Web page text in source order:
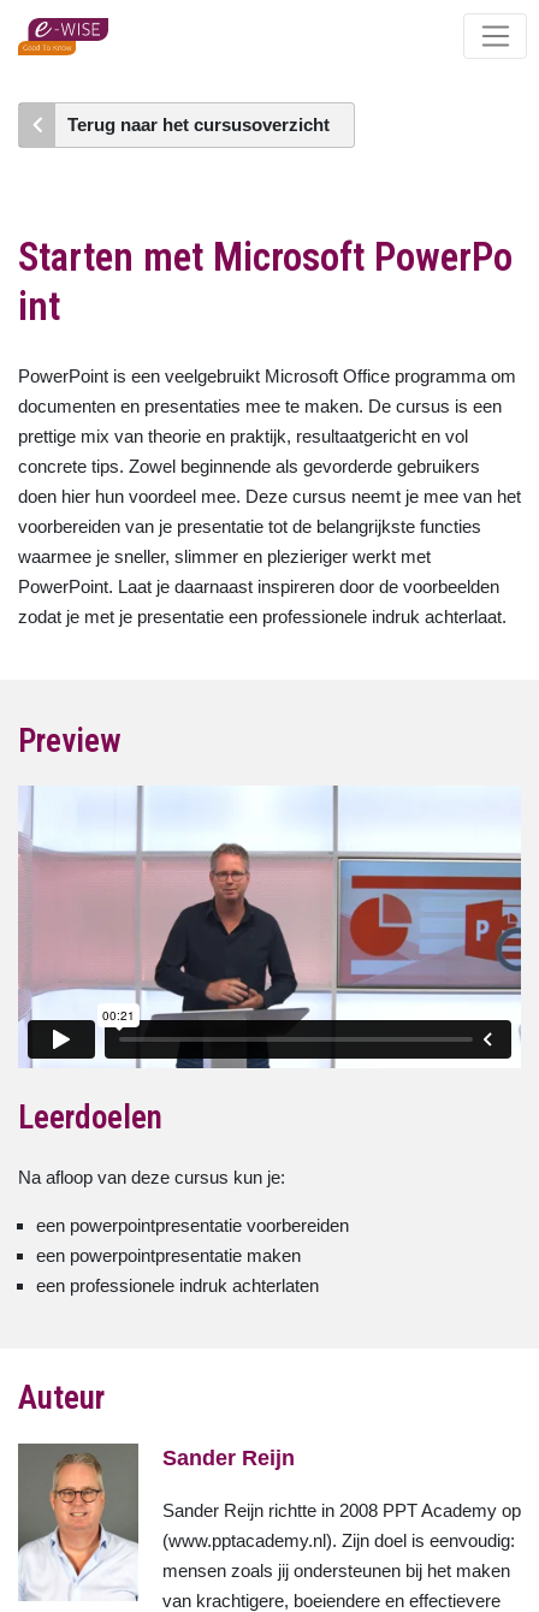
Skip
content
Terug naar het cursusoverzicht
Starten met Microsoft PowerPo
int
PowerPoint is een veelgebruikt Microsoft Office programma om
documenten en presentaties mee te maken. De cursus is een
prettige mix van theorie en praktijk, resultaatgericht en vol
concrete tips. Zowel beginnende als gevorderde gebruikers
doen hier hun voordeel mee. Deze cursus neemt je mee van het
voorbereiden van je presentatie tot de belangrijkste functies
waarmee je sneller, slimmer en plezieriger werkt met
PowerPoint. Laat je daarnaast inspireren door de voorbeelden
zodat je met je presentatie een professionele indruk achterlaat.
Preview
Leerdoelen
Na afloop van deze cursus kun je:
een powerpointpresentatie voorbereiden
een powerpointpresentatie maken
een professionele indruk achterlaten
Auteur
Sander Reijn
Sander Reijn richtte in 2008 PPT Academy op
(www.pptacademy.nl). Zijn doel is eenvoudig:
mensen zoals jij ondersteunen bij het maken
van krachtigere, boeiendere en effectievere